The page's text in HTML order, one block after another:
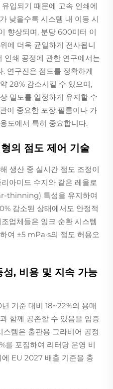
입되기 때문에 고속 인쇄에
낮을수록 시스템 내 이동 시
향상되며, 분당 600미터 이
에 더욱 균일하게 전사됩니
인쇄 공정에 관한 연구에서는
연구진은 점도를 정확하게
28% 감소시킬 수 있으며,
밀도를 일정하게 유지할 수
이 중요한 포장 필름이나 가
도에서 특히 중요합니다.
의 점도 제어 기술
생산 중 실시간 점도 조정이
아미드 수지와 같은 레올로
thinning) 특성을 유지하여
감소된 상태에서도 안정적
업체들은 잉크 순환 시스템
여 ±5 mPa·s의 점도 허용오
, 비용 및 지속 가능
기준 대비 18~22%의 용매
함께 공존할 수 있음을 입증
템은 출판용 그라비어 공정
를 포집하여 리터당 운영 비
에 EU 2027 배출 기준을 충